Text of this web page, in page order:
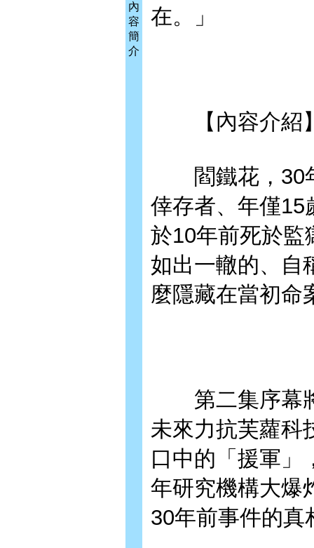
內
容
簡
介
在。」
【內容介紹
閻鐵花，30年
倖存者、年僅15
於10年前死於監
如出一轍的、自
麼隱藏在當初命
第二集序幕將
未來力抗芙蘿科
口中的「援軍」
年研究機構大爆
30年前事件的真